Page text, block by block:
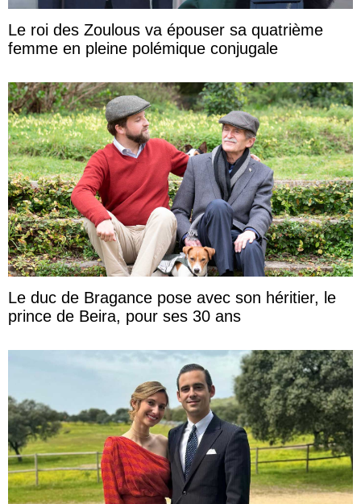
Le roi des Zoulous va épouser sa quatrième
femme en pleine polémique conjugale
Le duc de Bragance pose avec son héritier, le
prince de Beira, pour ses 30 ans